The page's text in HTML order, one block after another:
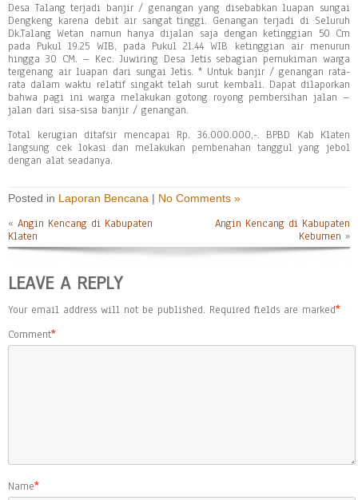
Desa Talang terjadi banjir / genangan yang disebabkan luapan sungai
Dengkeng karena debit air sangat tinggi. Genangan terjadi di Seluruh
Dk.Talang Wetan namun hanya dijalan saja dengan ketinggian 50 Cm
pada Pukul 19.25 WIB, pada Pukul 21.44 WIB ketinggian air menurun
hingga 30 CM. – Kec. Juwiring Desa Jetis sebagian pemukiman warga
tergenang air luapan dari sungai Jetis. * Untuk banjir / genangan rata-
rata dalam waktu relatif singakt telah surut kembali. Dapat dilaporkan
bahwa pagi ini warga melakukan gotong royong pembersihan jalan –
jalan dari sisa-sisa banjir / genangan.
Total kerugian ditafsir mencapai Rp. 36.000.000,-. BPBD Kab Klaten
langsung cek lokasi dan melakukan pembenahan tanggul yang jebol
dengan alat seadanya.
Posted in Laporan Bencana | No Comments »
« Angin Kencang di Kabupaten
Klaten
Angin Kencang di Kabupaten
Kebumen »
LEAVE A REPLY
Your email address will not be published. Required fields are marked*
Comment*
Name*